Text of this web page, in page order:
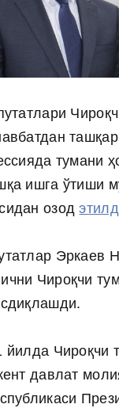
тумани
ишга ўтиши
озод
Эркаев
Чироқчи
йилда Чироқчи
давлат